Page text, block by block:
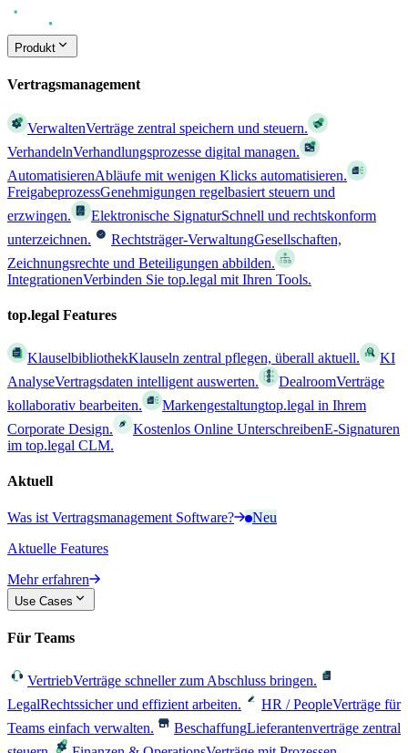
Produkt
Vertragsmanagement
VerwaltenVerträge zentral speichern und steuern.
VerhandelnVerhandlungsprozesse digital managen.
AutomatisierenAbläufe mit wenigen Klicks automatisieren.
FreigabeprozessGenehmigungen regelbasiert steuern und
erzwingen.
Elektronische SignaturSchnell und rechtskonform
unterzeichnen.
Rechtsträger-VerwaltungGesellschaften,
Zeichnungsrechte und Beteiligungen abbilden.
IntegrationenVerbinden Sie top.legal mit Ihren Tools.
top.legal Features
KlauselbibliothekKlauseln zentral pflegen, überall aktuell.
KI
AnalyseVertragsdaten intelligent auswerten. DealroomVerträge
kollaborativ bearbeiten.
Markengestaltungtop.legal in Ihrem
Corporate Design.
Kostenlos Online UnterschreibenE-Signaturen
im top.legal CLM.
Aktuell
Was ist Vertragsmanagement Software?
Neu
Aktuelle Features
Mehr erfahren
Use Cases
Für Teams
VertriebVerträge schneller zum Abschluss bringen.
LegalRechtssicher und effizient arbeiten. HR / PeopleVerträge für
Teams einfach verwalten.
BeschaffungLieferantenverträge zentral